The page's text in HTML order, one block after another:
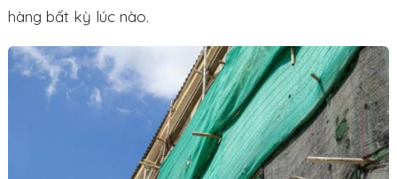
hàng bất kỳ lúc nào.